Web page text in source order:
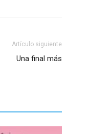
Artículo siguiente
Una final más